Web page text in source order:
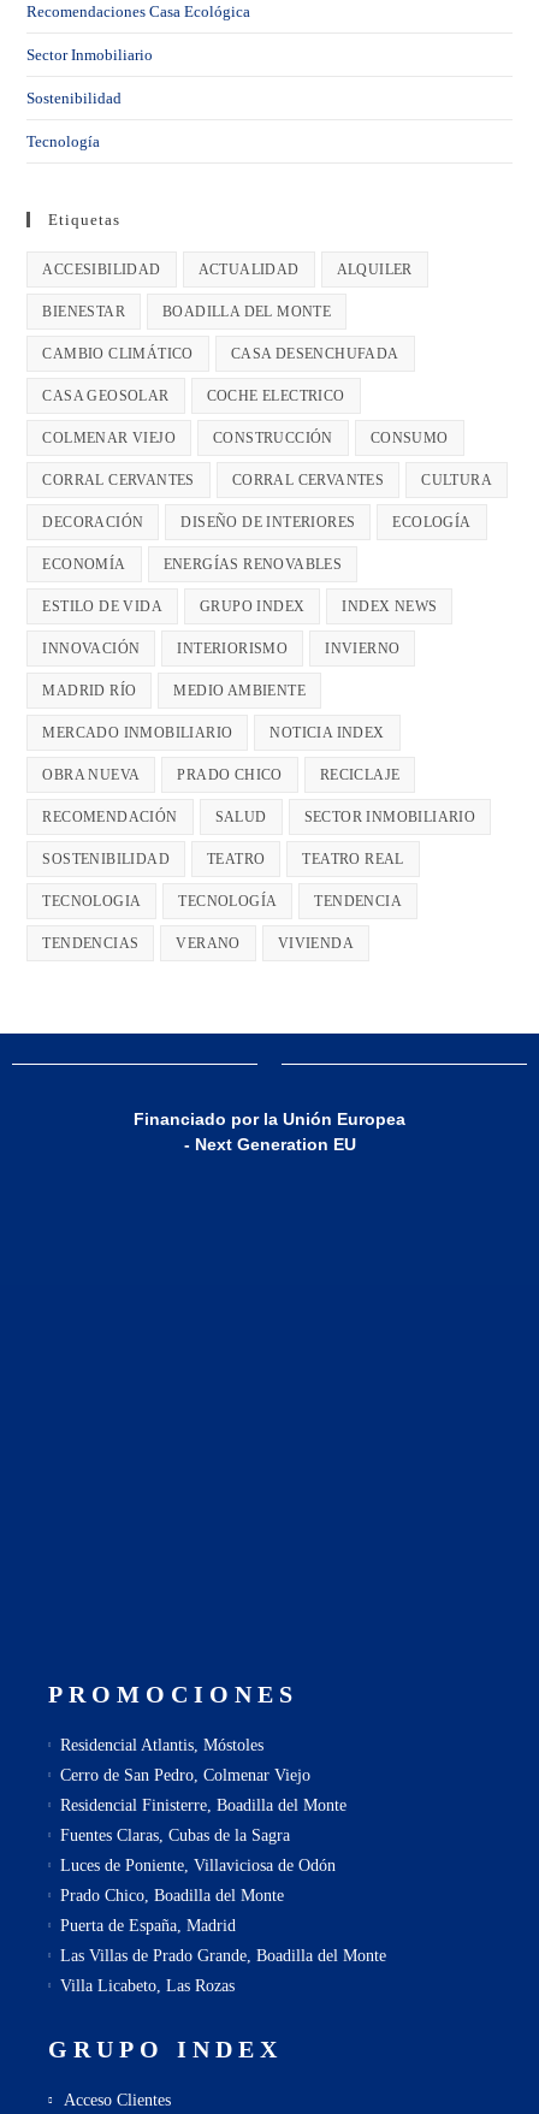
Recomendaciones Casa Ecológica
Sector Inmobiliario
Sostenibilidad
Tecnología
Etiquetas
ACCESIBILIDAD ACTUALIDAD ALQUILER
BIENESTAR BOADILLA DEL MONTE
CAMBIO CLIMÁTICO CASA DESENCHUFADA
CASA GEOSOLAR COCHE ELECTRICO
COLMENAR VIEJO CONSTRUCCIÓN CONSUMO
CORRAL CERVANTES CORRAL CERVANTES CULTURA
DECORACIÓN DISEÑO DE INTERIORES ECOLOGÍA
ECONOMÍA ENERGÍAS RENOVABLES
ESTILO DE VIDA GRUPO INDEX INDEX NEWS
INNOVACIÓN INTERIORISMO INVIERNO
MADRID RÍO MEDIO AMBIENTE
MERCADO INMOBILIARIO NOTICIA INDEX
OBRA NUEVA PRADO CHICO RECICLAJE
RECOMENDACIÓN SALUD SECTOR INMOBILIARIO
SOSTENIBILIDAD TEATRO TEATRO REAL
TECNOLOGIA TECNOLOGÍA TENDENCIA
TENDENCIAS VERANO VIVIENDA
Financiado por la Unión Europea
- Next Generation EU
PROMOCIONES
Residencial Atlantis, Móstoles
Cerro de San Pedro, Colmenar Viejo
Residencial Finisterre, Boadilla del Monte
Fuentes Claras, Cubas de la Sagra
Luces de Poniente, Villaviciosa de Odón
Prado Chico, Boadilla del Monte
Puerta de España, Madrid
Las Villas de Prado Grande, Boadilla del Monte
Villa Licabeto, Las Rozas
GRUPO INDEX
Acceso Clientes